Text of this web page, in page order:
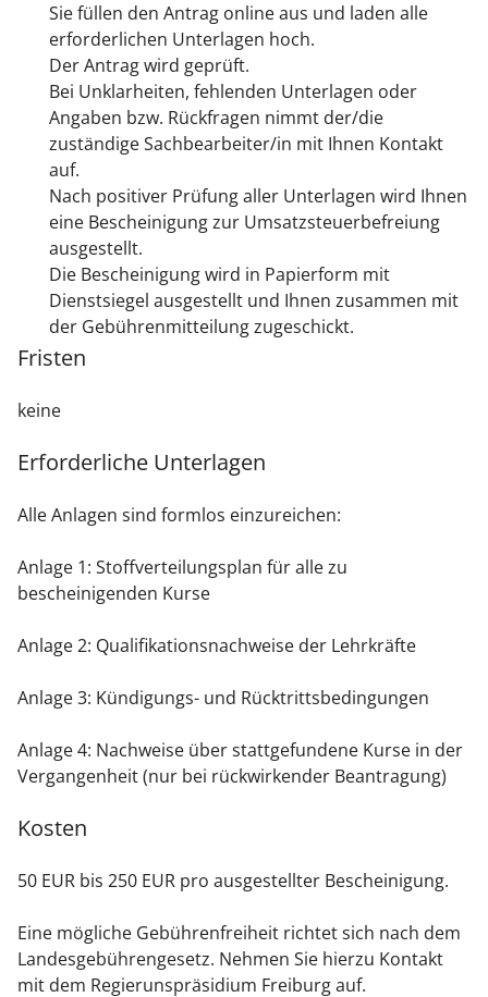
Sie füllen den Antrag online aus und laden alle
erforderlichen Unterlagen hoch.
Der Antrag wird geprüft.
Bei Unklarheiten, fehlenden Unterlagen oder
Angaben bzw. Rückfragen nimmt der/die
zuständige Sachbearbeiter/in mit Ihnen Kontakt
auf.
Nach positiver Prüfung aller Unterlagen wird Ihnen
eine Bescheinigung zur Umsatzsteuerbefreiung
ausgestellt.
Die Bescheinigung wird in Papierform mit
Dienstsiegel ausgestellt und Ihnen zusammen mit
der Gebührenmitteilung zugeschickt.
Fristen
keine
Erforderliche Unterlagen
Alle Anlagen sind formlos einzureichen:
Anlage 1: Stoffverteilungsplan für alle zu
bescheinigenden Kurse
Anlage 2: Qualifikationsnachweise der Lehrkräfte
Anlage 3: Kündigungs- und Rücktrittsbedingungen
Anlage 4: Nachweise über stattgefundene Kurse in der
Vergangenheit (nur bei rückwirkender Beantragung)
Kosten
50 EUR bis 250 EUR pro ausgestellter Bescheinigung.
Eine mögliche Gebührenfreiheit richtet sich nach dem
Landesgebührengesetz. Nehmen Sie hierzu Kontakt
mit dem Regierunspräsidium Freiburg auf.